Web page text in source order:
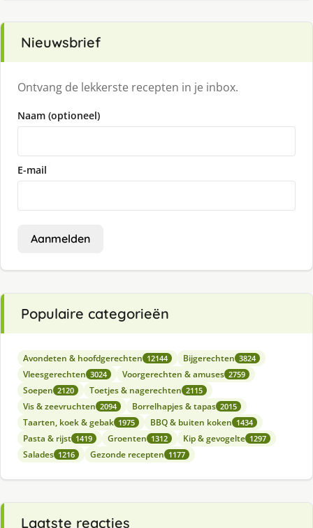
Nieuwsbrief
Ontvang de lekkerste recepten in je inbox.
Naam (optioneel)
E-mail
Aanmelden
Populaire categorieën
Avondeten & hoofdgerechten 12144 Bijgerechten 3824
Vleesgerechten 3024 Voorgerechten & amuses 2759
Soepen 2120 Toetjes & nagerechten 2115
Vis & zeevruchten 2094 Borrelhapjes & tapas 2015
Taarten, koek & gebak 1975 BBQ & buiten koken 1434
Pasta & rijst 1419 Groenten 1312 Kip & gevogelte 1297
Salades 1216 Gezonde recepten 1177
Laatste reacties